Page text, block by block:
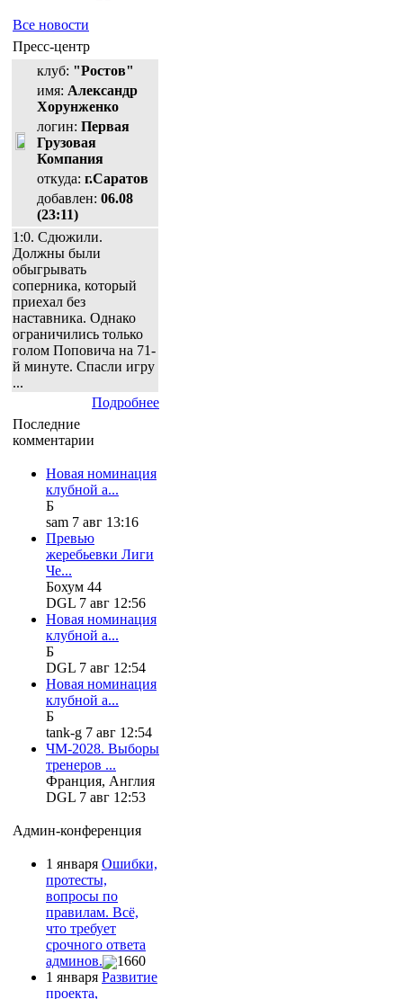
Все новости
Пресс-центр
клуб: "Ростов"
имя: Александр
Хорунженко
логин: Первая
Грузовая
Компания
откуда: г.Саратов
добавлен: 06.08
(23:11)
1:0. Сдюжили.
Должны были
обыгрывать
соперника, который
приехал без
наставника. Однако
ограничились только
голом Поповича на 71-
й минуте. Спасли игру
...
Подробнее
Последние
комментарии
Новая номинация
клубной а...
Б
sam 7 авг 13:16
Превью
жеребьевки Лиги
Че...
Бохум 44
DGL 7 авг 12:56
Новая номинация
клубной а...
Б
DGL 7 авг 12:54
Новая номинация
клубной а...
Б
tank-g 7 авг 12:54
ЧМ-2028. Выборы
тренеров ...
Франция, Англия
DGL 7 авг 12:53
Админ-конференция
1 января Ошибки,
протесты,
вопросы по
правилам. Всё,
что требует
срочного ответа
админов.
1660
1 января Развитие
проекта,